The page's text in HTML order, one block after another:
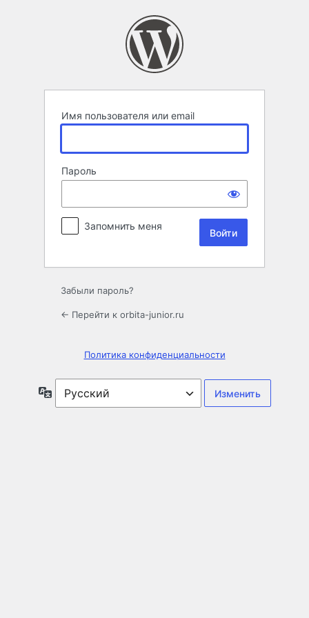
Имя пользователя или email
Пароль
Запомнить меня
Забыли пароль?
← Перейти к orbita-junior.ru
Политика конфиденциальности
Язык